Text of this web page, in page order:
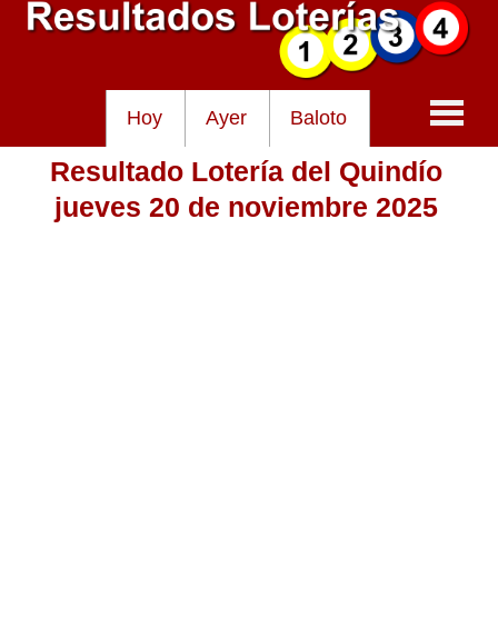
Hoy Ayer Baloto
Baloto
Resultado Lotería del Quindío
jueves 20 de noviembre 2025